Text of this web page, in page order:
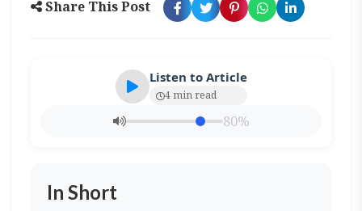
Share This Post
Listen to Article
4 min read
80%
In Short